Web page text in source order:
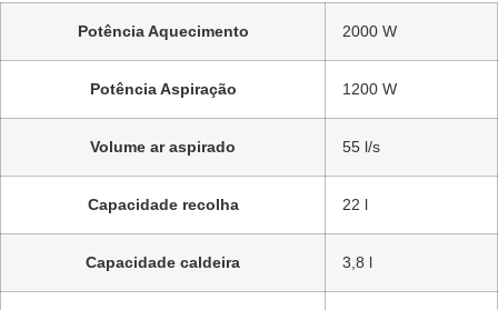
Potência Aquecimento 2000 W
Potência Aspiração 1200 W
Volume ar aspirado 55 l/s
Capacidade recolha 22 l
Capacidade caldeira 3,8 l